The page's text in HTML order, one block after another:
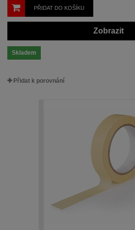
PŘIDAT DO KOŠÍKU
Zobrazit
Skladem
Přidat k porovnání